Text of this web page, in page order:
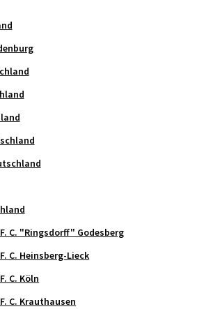
F. C. "Ringsdorff" Godesberg
C. Heinsberg-Lieck
C. Köln
C. Krauthausen